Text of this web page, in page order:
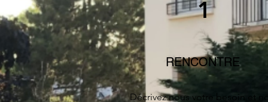
1
RENCONTRE
Décrivez nous votre besoin et